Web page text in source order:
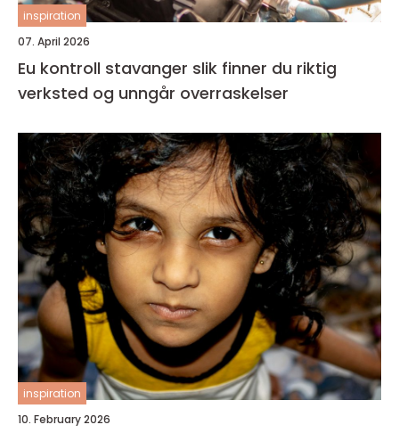
inspiration
07. April 2026
Eu kontroll stavanger slik finner du riktig
verksted og unngår overraskelser
inspiration
10. February 2026